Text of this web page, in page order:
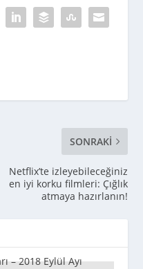
SONRAKI
Netflix’te izleyebileceğiniz
en iyi korku filmleri: Çığlık
atmaya hazırlanın!